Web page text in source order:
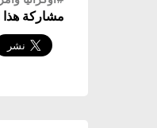
مشاركة هذا